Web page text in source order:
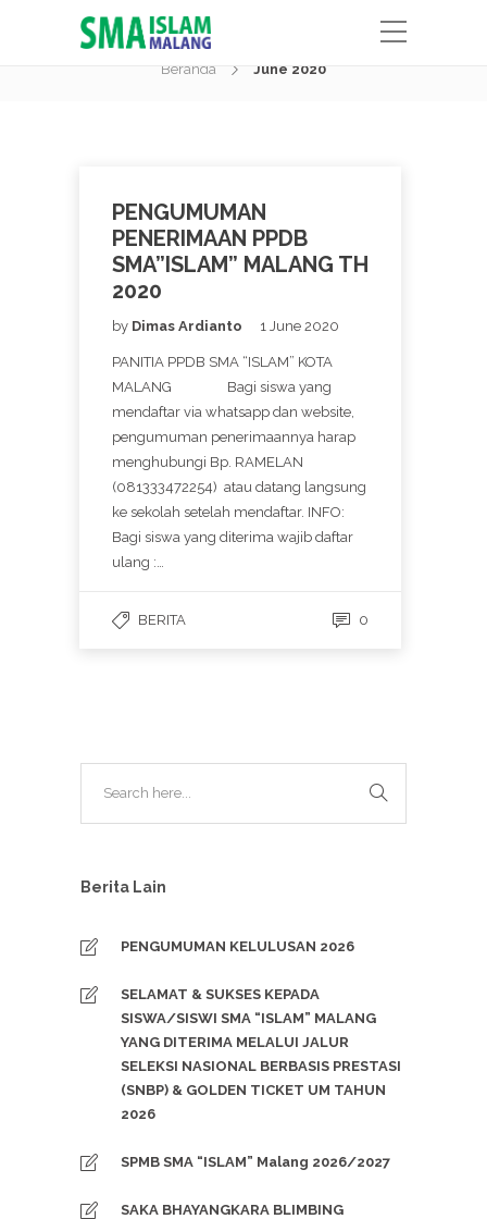
Month:
Beranda June 2020
PENGUMUMAN
PENERIMAAN PPDB
SMA”ISLAM” MALANG TH
2020
by Dimas Ardianto 1 June 2020
PANITIA PPDB SMA “ISLAM” KOTA
MALANG Bagi siswa yang
mendaftar via whatsapp dan website,
pengumuman penerimaannya harap
menghubungi Bp. RAMELAN
(081333472254) atau datang langsung
ke sekolah setelah mendaftar. INFO:
Bagi siswa yang diterima wajib daftar
ulang :…
BERITA 0
Berita Lain
PENGUMUMAN KELULUSAN 2026
SELAMAT & SUKSES KEPADA
SISWA/SISWI SMA “ISLAM” MALANG
YANG DITERIMA MELALUI JALUR
SELEKSI NASIONAL BERBASIS PRESTASI
(SNBP) & GOLDEN TICKET UM TAHUN
2026
SPMB SMA “ISLAM” Malang 2026/2027
SAKA BHAYANGKARA BLIMBING